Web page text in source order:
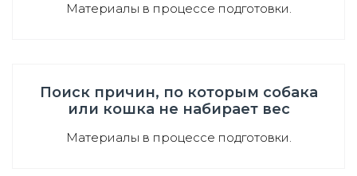
Материалы в процессе подготовки.
Поиск причин, по которым собака
или кошка не набирает вес
Материалы в процессе подготовки.